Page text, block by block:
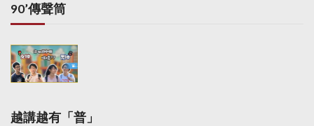
90’傳聲筒
越講越有「普」